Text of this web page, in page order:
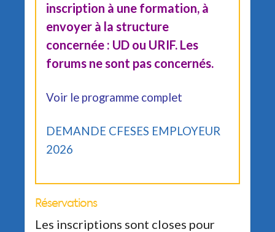
inscription à une formation, à
envoyer à la structure
concernée : UD ou URIF. Les
forums ne sont pas concernés.
Voir le programme complet
DEMANDE CFESES EMPLOYEUR
2026
Réservations
Les inscriptions sont closes pour